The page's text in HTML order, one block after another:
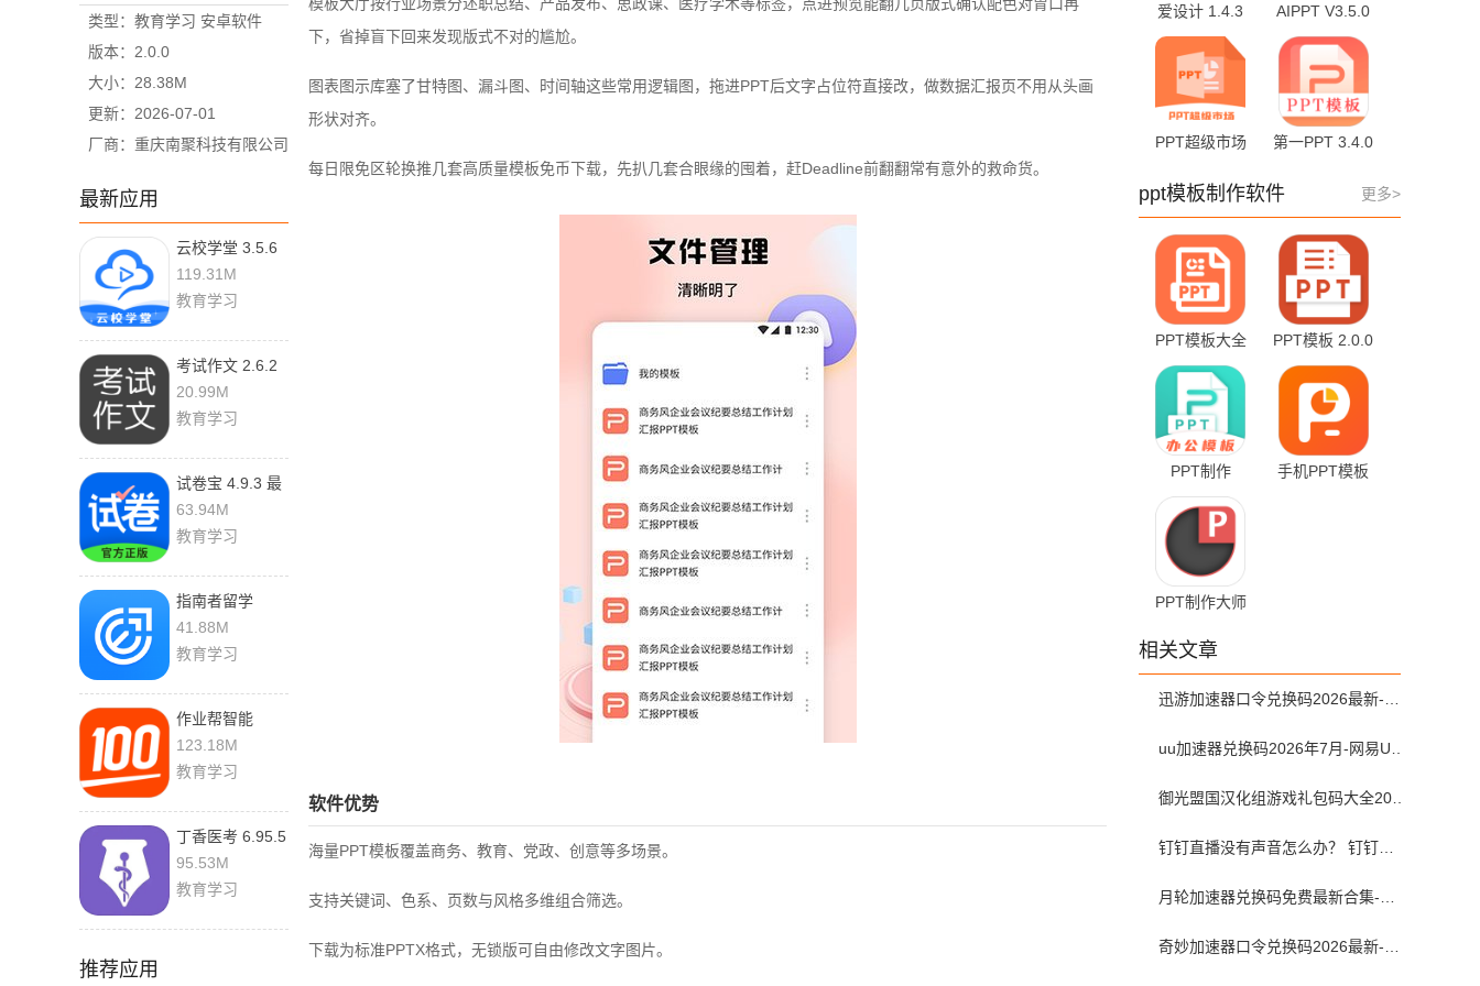
类型：教育学习 安卓软件
版本：2.0.0
大小：28.38M
更新：2026-07-01
厂商：重庆南聚科技有限公司
最新应用
云校学堂 3.5.6
官方版
119.31M
教育学习
考试作文 2.6.2
最新版
20.99M
教育学习
试卷宝 4.9.3 最
新版
63.94M
教育学习
指南者留学
4.0.9 手机版
41.88M
教育学习
作业帮智能
7.4.6 官方版
123.18M
教育学习
丁香医考 6.95.5
最新版
95.53M
教育学习
推荐应用
下，省掉盲下回来发现版式不对的尴尬。
图表图示库塞了甘特图、漏斗图、时间轴这些常用逻辑图，拖进PPT后文字占位符直接改，做数据汇报页不用从头画
形状对齐。
每日限免区轮换推几套高质量模板免币下载，先扒几套合眼缘的囤着，赶Deadline前翻翻常有意外的救命货。
软件优势
海量PPT模板覆盖商务、教育、党政、创意等多场景。
支持关键词、色系、页数与风格多维组合筛选。
下载为标准PPTX格式，无锁版可自由修改文字图片。
爱设计 1.4.3
AIPPT V3.5.0
最新版
PPT超级市场
第一PPT 3.4.0
更多>
ppt模板制作软件
PPT模板大全
1.2.6
PPT模板 2.0.0
PPT制作
3.6.8.368 安卓
手机PPT模板
PPT制作大师
相关文章